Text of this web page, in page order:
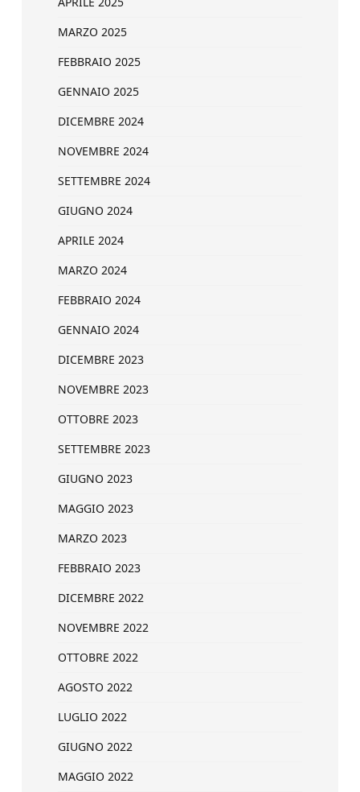
MARZO 2025
FEBBRAIO 2025
GENNAIO 2025
DICEMBRE 2024
NOVEMBRE 2024
SETTEMBRE 2024
GIUGNO 2024
APRILE 2024
MARZO 2024
FEBBRAIO 2024
GENNAIO 2024
DICEMBRE 2023
NOVEMBRE 2023
OTTOBRE 2023
SETTEMBRE 2023
GIUGNO 2023
MAGGIO 2023
MARZO 2023
FEBBRAIO 2023
DICEMBRE 2022
NOVEMBRE 2022
OTTOBRE 2022
AGOSTO 2022
LUGLIO 2022
GIUGNO 2022
MAGGIO 2022